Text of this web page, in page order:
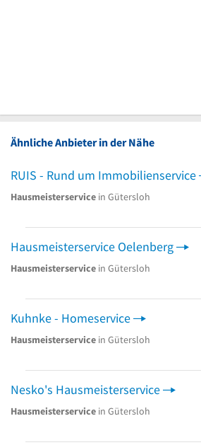
Ähnliche Anbieter in der Nähe
RUIS - Rund um Immobilienservice
Hausmeisterservice in Gütersloh
Hausmeisterservice Oelenberg
Hausmeisterservice in Gütersloh
Kuhnke - Homeservice
Hausmeisterservice in Gütersloh
Nesko's Hausmeisterservice
Hausmeisterservice in Gütersloh